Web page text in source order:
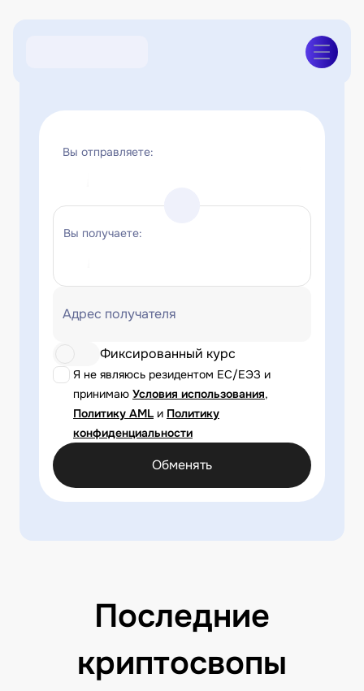
Вы отправляете:
Вы получаете:
Адрес получателя
Я не являюсь резидентом ЕС/ЕЭЗ и
принимаю Условия использования,
Политику AML и Политику
конфиденциальности
Фиксированный курс
Обменять
Последние
криптосвопы